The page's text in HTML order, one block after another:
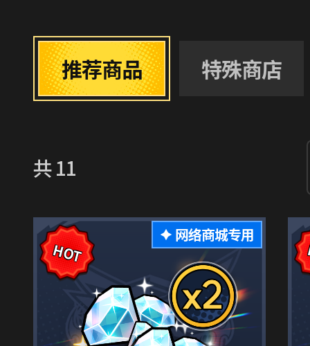
推荐商品 特殊商店
共11
HOT
网络商城专用